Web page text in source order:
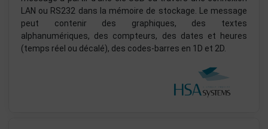
LAN ou RS232 dans la mémoire de stockage. Le message
peut contenir des graphiques, des textes
alphanumériques, des compteurs, des dates et heures
(temps réel ou décalé), des codes-barres en 1D et 2D.